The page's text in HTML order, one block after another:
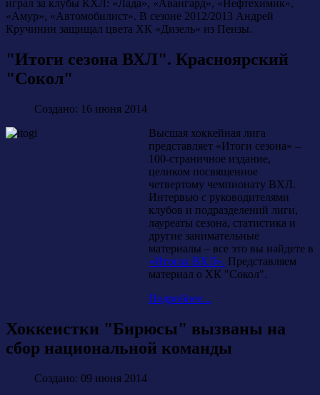
играл за клубы КХЛ: «Лада», «Авангард», «Нефтехимик»,
«Амур», «Автомобилист». В сезоне 2012/2013 Андрей
Кручинин защищал цвета ХК «Дизель» из Пензы.
"Итоги сезона ВХЛ". Красноярский
"Сокол"
Создано: 16 июня 2014
Высшая хоккейная лига
представляет «Итоги сезона» –
100-страничное издание,
целиком посвященное
четвертому чемпионату ВХЛ.
Интервью с руководителями
клубов и подразделений лиги,
лауреаты сезона, статистика и
другие занимательные
материалы – все это вы найдете в
«Итогах ВХЛ». Представляем
материал о ХК "Сокол".
Подробнее...
Хоккеистки "Бирюсы" вызваны на
сбор национальной команды
Создано: 09 июня 2014